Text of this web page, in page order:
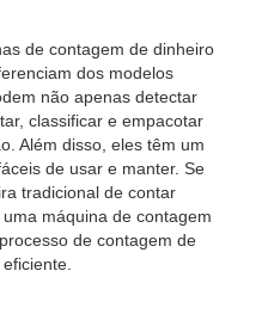
de contagem de dinheiro
dos modelos
não apenas detectar
classificar e empacotar
Além disso, eles têm um
de usar e manter. Se
tradicional de contar
máquina de contagem
de contagem de